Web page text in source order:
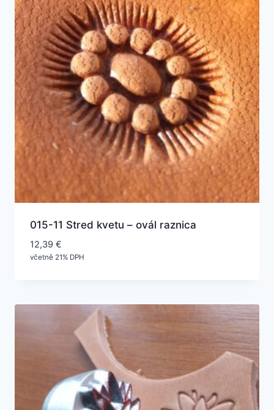
015-11 Stred kvetu – ovál raznica
12,39 €
včetně 21% DPH